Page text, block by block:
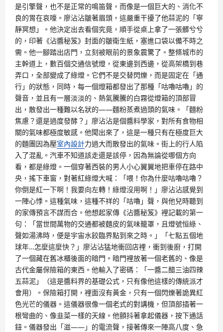
是引擎聲，也不是正常的鳴笛聲，而像是一個巨大的、消化不
良的胃在哀嚎。廖沾沾皺著眉頭，這嚴重干擾了他蒜泥的「寧
靜冥想」。他決定出去看個究竟，順手從桌上拿了一張髒兮兮
的，印著《沾醬秘笈》封面的皺衛生紙，塞進口袋以備不時之
需。他一腳踏出店門，立刻被眼前的景象震驚了。整條城市的
主幹道上，數百個交通信號燈，從東邊到西邊，從高架橋到巷
弄口，全部變成了綠燈。它們不是交替閃爍，而是固定在「通
行」的狀態，同時，每一個燈箱都發出了那種「咕嚕咕嚕」的
聲音，並且有一層淡淡的、熱氣騰騰的白霧從燈箱的頂部冒
出，散發出一種難以名狀的——麵粉蒸煮過頭的氣味。「麵粉
焦慮？還是過度發酵？」廖沾沾是個醬料學家，對所有食物相
關的氣味都極度敏感。他聞出來了，這是一種只有在極度巨大
的麵團因為壓室內設計力過大而散發出的氣味。街上的行人陷
入了混亂。汽車不知道該走還是該停，因為無論從哪個方向
看，都是綠燈。一個穿著西裝的男人小心翼翼地把車停在路中
央，搖下車窗，對著紅綠燈大喊：「喂！你為什麼咕嚕咕嚕？
你倒是紅一下啊！我要向左轉！綠燈沒用啊！」廖沾沾感覺到
一陣心悸。這種氣味，這種不祥的「咕嚕」聲，與他兒時聽到
的家傳預言不謀而合。他想起家傳《沾醬秘笈》裡記載的第一
句：「當世間萬物的交通都被麵皮的氣味籠罩，且燈號恒綠、
聲如湯沸時，便是宇宙水餃臨界點到來之時。」「七點五個地
球年…怎麼這麼快？」廖沾沾猛地衝回店裡，衝到後廚，打開
了一個藏在舊冰櫃後面的暗門。暗門裡放著一個老舊的、像是
古代金屬保險箱的東西。他輸入了密碼：「一醬二醋三油四辣
五蒜泥」（這是醬料界的基礎公式，只有像他這樣的傳統派才
會用）。保險箱打開，裡面沒有黃金，只有一個閃爍著詭異紅
色光芒的儀器。這儀器很像一個老式的對講機，但頂部插著一
根彎曲的、像韭菜一樣的天線。他顫抖著拿起儀器，按下通話
鈕。儀器發出「滋——」的電流聲，接著傳來一陣高八度、急